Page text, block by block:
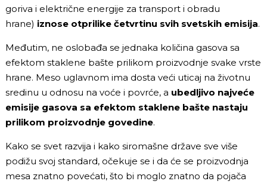
goriva i električne energije za transport i obradu
hrane) iznose otprilike četvrtinu svih svetskih emisija.
Međutim, ne oslobađa se jednaka količina gasova sa
efektom staklene bašte prilikom proizvodnje svake vrste
hrane. Meso uglavnom ima dosta veći uticaj na životnu
sredinu u odnosu na voće i povrće, a ubedljivo najveće
emisije gasova sa efektom staklene bašte nastaju
prilikom proizvodnje govedine.
Kako se svet razvija i kako siromašne države sve više
podižu svoj standard, očekuje se i da će se proizvodnja
mesa znatno povećati, što bi moglo znatno da pojača